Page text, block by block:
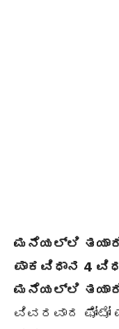
ಮನೆಯಲ್ಲಿ
ಪಾಕವಿಧಾನ 4
ಮನೆಯಲ್ಲಿ
ವಿವರವಾದ ಫೋಟೋ